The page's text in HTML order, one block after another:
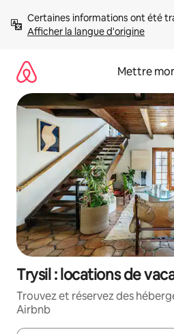
directement
Afficher la langue d'origine
Mettre
Trysil : locations de
Trouvez et réservez des
Airbnb